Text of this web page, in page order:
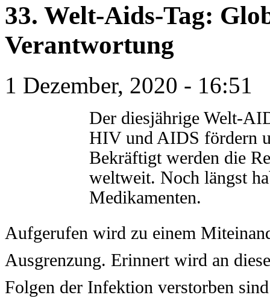
33. Welt-Aids-Tag:
Verantwortung
1 Dezember, 2020 - 16:51
Der diesjährige Welt-
HIV und AIDS fördern
Bekräftigt werden die
weltweit. Noch längst
Medikamenten.
Aufgerufen wird zu einem
Ausgrenzung. Erinnert wird an
Folgen der Infektion verstorben